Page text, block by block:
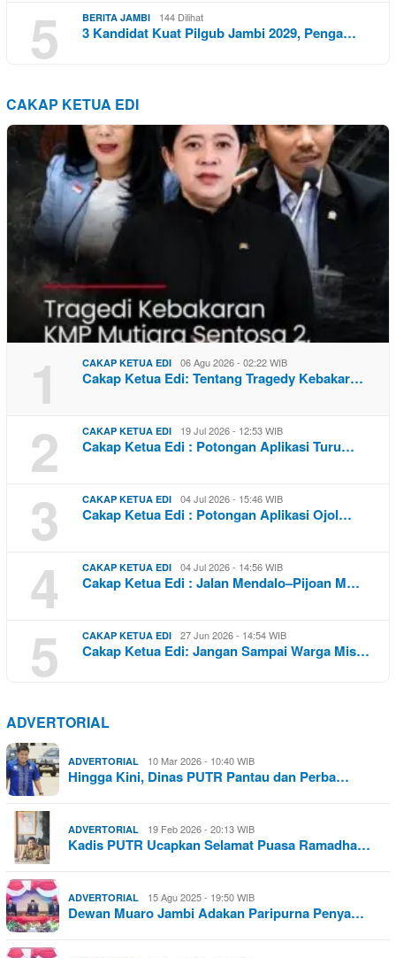
5
BERITA JAMBI 144 Dilihat
3 Kandidat Kuat Pilgub Jambi 2029, Penga…
CAKAP KETUA EDI
1 CAKAP KETUA EDI 06 Agu 2026 - 02:22 WIB
Cakap Ketua Edi: Tentang Tragedy Kebakar…
2 CAKAP KETUA EDI 19 Jul 2026 - 12:53 WIB
Cakap Ketua Edi : Potongan Aplikasi Turu…
3 CAKAP KETUA EDI 04 Jul 2026 - 15:46 WIB
Cakap Ketua Edi : Potongan Aplikasi Ojol…
4 CAKAP KETUA EDI 04 Jul 2026 - 14:56 WIB
Cakap Ketua Edi : Jalan Mendalo–Pijoan M…
5 CAKAP KETUA EDI 27 Jun 2026 - 14:54 WIB
Cakap Ketua Edi: Jangan Sampai Warga Mis…
ADVERTORIAL
ADVERTORIAL 10 Mar 2026 - 10:40 WIB
Hingga Kini, Dinas PUTR Pantau dan Perba…
ADVERTORIAL 19 Feb 2026 - 20:13 WIB
Kadis PUTR Ucapkan Selamat Puasa Ramadha…
ADVERTORIAL 15 Agu 2025 - 19:50 WIB
Dewan Muaro Jambi Adakan Paripurna Penya…